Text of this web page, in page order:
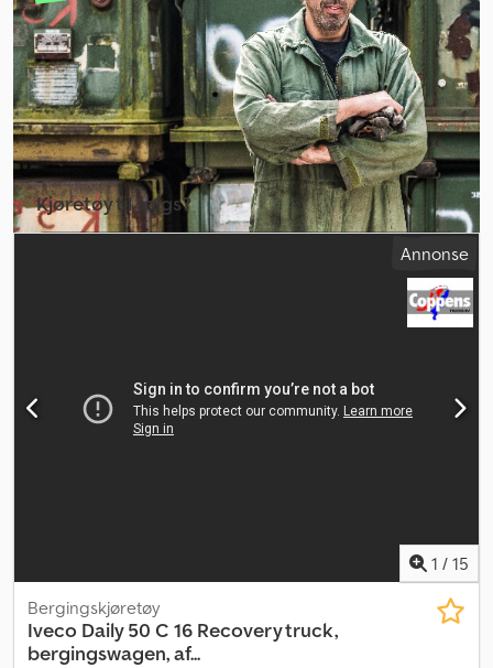
lasteromshøyde:400 mm 2016, Utstyr:ABS,
antispinnsystem, bakkestartassistent, bakløfter, elektrisk
vindusregulering, elektronisk stabilitetsprogram (ESP),
fullstendig servicehistorikk, partikkelfilter, sentral låsing,
servostyring,
Kjøretøy til salgs?
Annonse
1 / 15
Bergingskjøretøy
Iveco Daily 50 C 16 Recovery truck,
bergingswagen, af...